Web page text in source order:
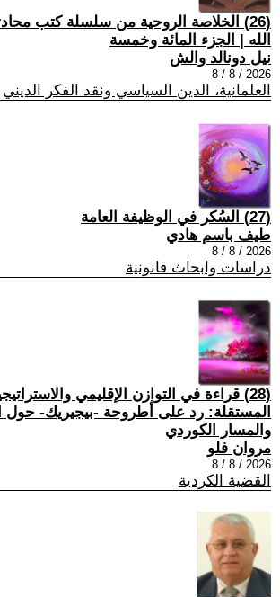
(26) الخلاصة الروحية من سلسلة كتب
الله | الجزء المائة وخمسة
نيل دونالد والش
2026 / 8 / 8
العلمانية، الدين السياسي ونقد الفكر الديني
(27) السُكر في الوظيفة العامة
طيف باسم هادي
2026 / 8 / 8
دراسات وابحاث قانونية
(28) قراءة في التوازن الإقليمي
المستقلة: رد على أطروحة -بيجيريك- حول
والمسار الكوردي
مروان فلو
2026 / 8 / 8
القضية الكردية